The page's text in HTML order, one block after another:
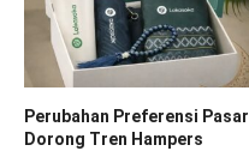
Perubahan Preferensi Pasar
Dorong Tren Hampers